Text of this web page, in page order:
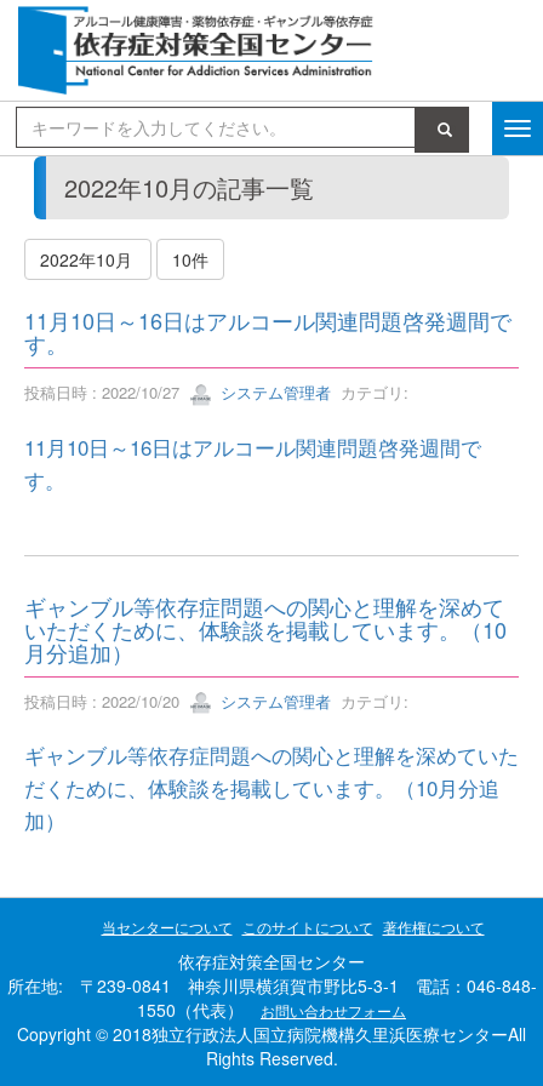
検索
2022年10月の記事一覧
2022年10月 10件
11月10日～16日はアルコール関連問題啓発週間で
す。
投稿日時 : 2022/10/27 システム管理者 カテゴリ:
11月10日～16日はアルコール関連問題啓発週間で
す。
ギャンブル等依存症問題への関心と理解を深めて
いただくために、体験談を掲載しています。（10
月分追加）
投稿日時 : 2022/10/20 システム管理者 カテゴリ:
ギャンブル等依存症問題への関心と理解を深めていた
だくために、体験談を掲載しています。（10月分追
加）
当センターについて このサイトについて 著作権について
依存症対策全国センター
所在地: 〒239-0841 神奈川県横須賀市野比5-3-1 電話：046-848-
1550（代表）
お問い合わせフォーム
Copyright © 2018独立行政法人国立病院機構久里浜医療センターAll
Rights Reserved.